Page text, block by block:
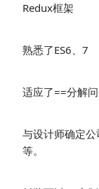
Redux框架
熟悉了ES6、7
适应了==分解
与设计师确定
等。